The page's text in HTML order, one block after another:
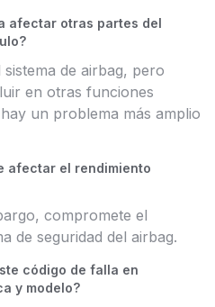
afectar otras partes del
de airbag, pero
en otras funciones
un problema más amplio
afectar el rendimiento
compromete el
de seguridad del airbag.
código de falla en
y modelo?